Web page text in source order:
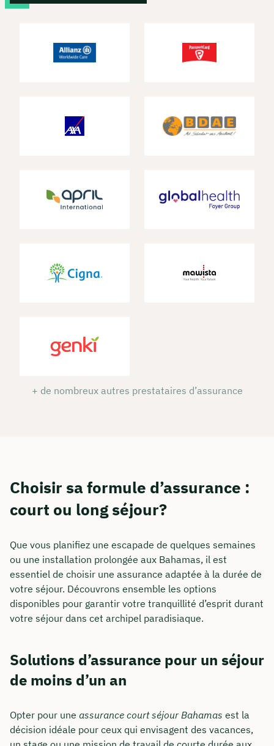
+ de nombreux autres prestataires d’assurance
Choisir sa formule d’assurance :
court ou long séjour?
Que vous planifiez une escapade de quelques semaines
ou une installation prolongée aux Bahamas, il est
essentiel de choisir une assurance adaptée à la durée de
votre séjour. Découvrons ensemble les options
disponibles pour garantir votre tranquillité d’esprit durant
votre séjour dans cet archipel paradisiaque.
Solutions d’assurance pour un séjour
de moins d’un an
Opter pour une assurance court séjour Bahamas est la
décision idéale pour ceux qui envisagent des vacances,